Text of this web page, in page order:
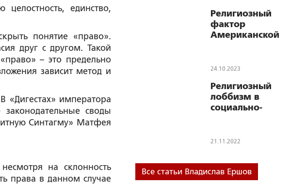
единство,
понятие «право».
друг с другом. Такой
– это предельно
зависит метод и
«Дигестах» императора
своды
Синтагму» Матфея
на склонность
права в данном случае
Религиозный
фактор
Американской
24.10.2023
Религиозный
лоббизм в
социально-
США
21.11.2022
Все статьи Владислав Ершов